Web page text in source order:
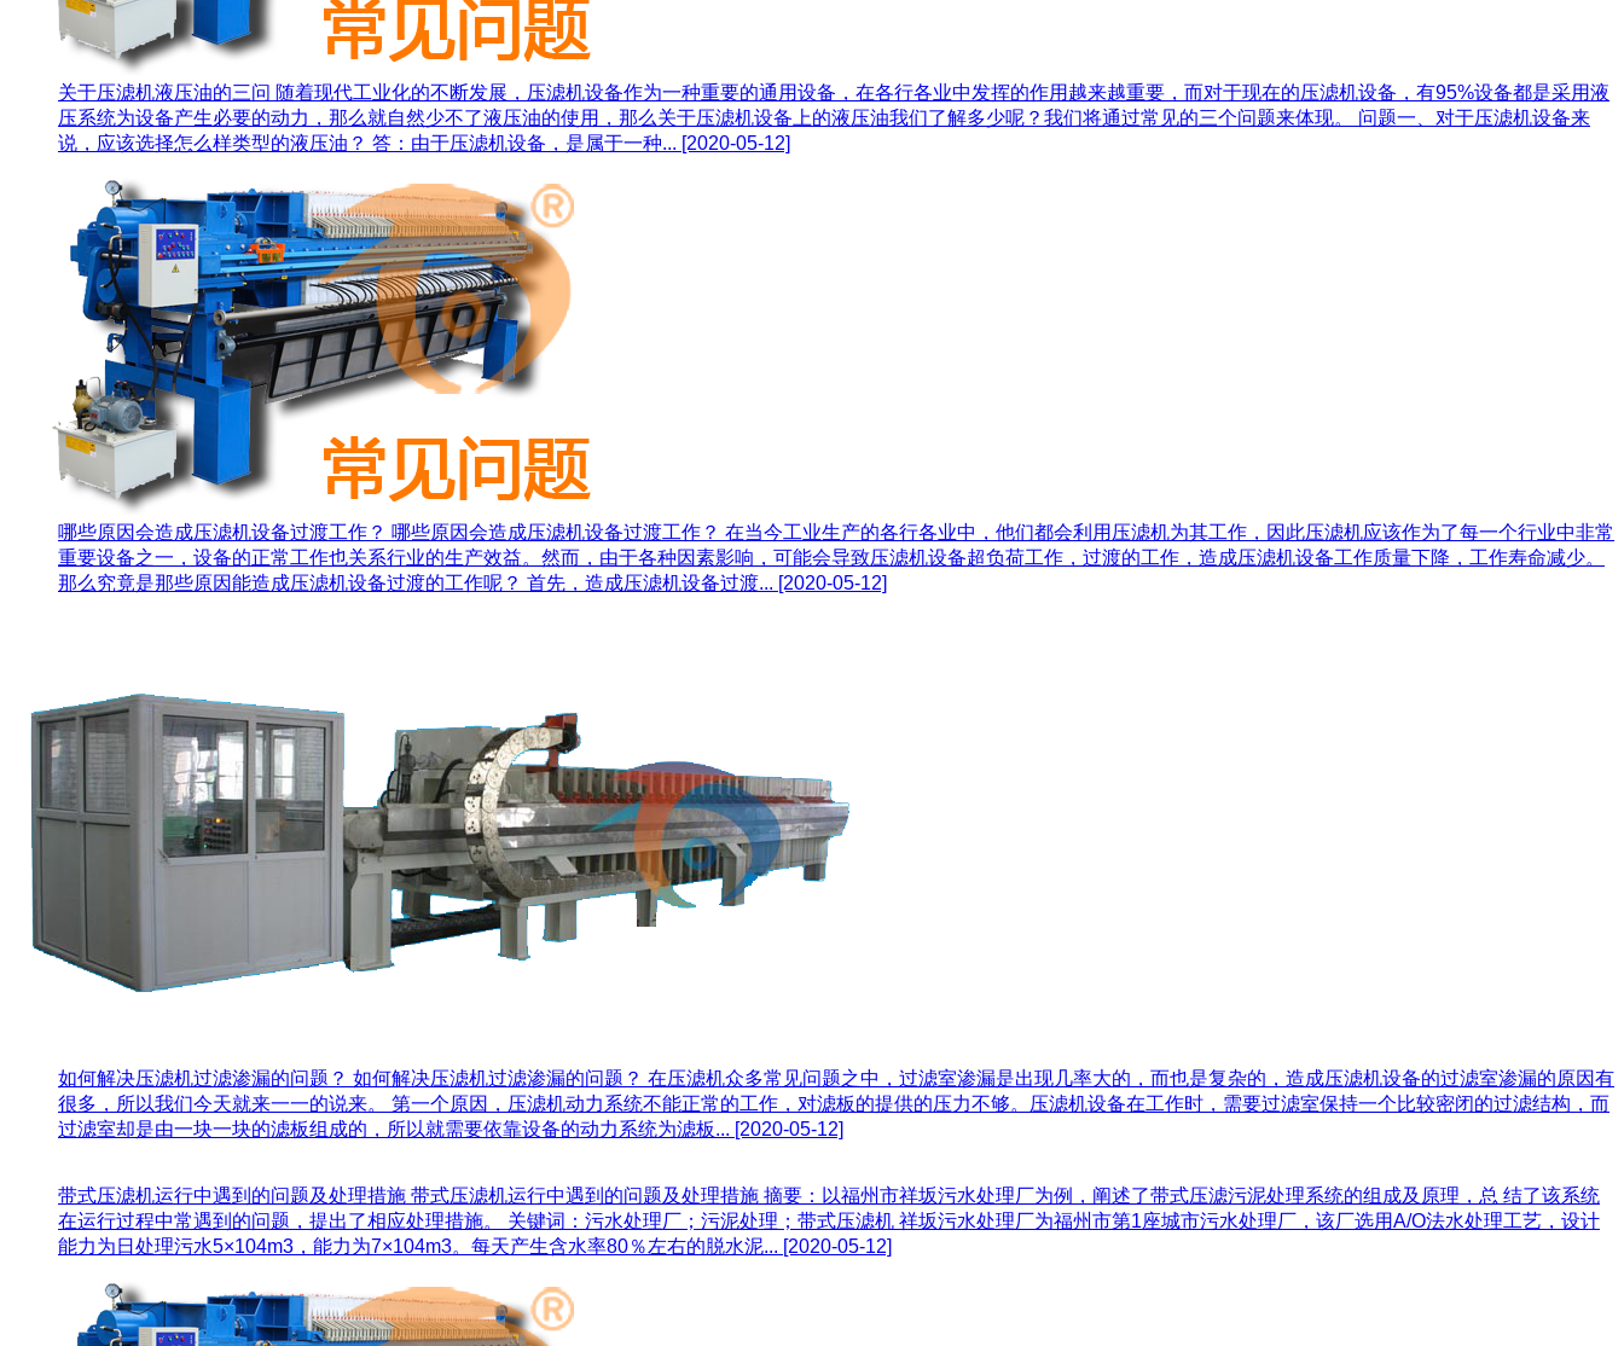
关于压滤机液压油的三问 随着现代工业化的不断发展，压滤机设备作为一种重要的通用设备，在各行各业中发挥的作用越来越重要，而对于现在的压滤机设备，有95%设备都是采用液
压系统为设备产生必要的动力，那么就自然少不了液压油的使用，那么关于压滤机设备上的液压油我们了解多少呢？我们将通过常见的三个问题来体现。 问题一、对于压滤机设备来
说，应该选择怎么样类型的液压油？ 答：由于压滤机设备，是属于一种... [2020-05-12]
哪些原因会造成压滤机设备过渡工作？ 哪些原因会造成压滤机设备过渡工作？ 在当今工业生产的各行各业中，他们都会利用压滤机为其工作，因此压滤机应该作为了每一个行业中非常
重要设备之一，设备的正常工作也关系行业的生产效益。然而，由于各种因素影响，可能会导致压滤机设备超负荷工作，过渡的工作，造成压滤机设备工作质量下降，工作寿命减少。
那么究竟是那些原因能造成压滤机设备过渡的工作呢？ 首先，造成压滤机设备过渡... [2020-05-12]
如何解决压滤机过滤渗漏的问题？ 如何解决压滤机过滤渗漏的问题？ 在压滤机众多常见问题之中，过滤室渗漏是出现几率大的，而也是复杂的，造成压滤机设备的过滤室渗漏的原因有
很多，所以我们今天就来一一的说来。 第一个原因，压滤机动力系统不能正常的工作，对滤板的提供的压力不够。压滤机设备在工作时，需要过滤室保持一个比较密闭的过滤结构，而
过滤室却是由一块一块的滤板组成的，所以就需要依靠设备的动力系统为滤板... [2020-05-12]
带式压滤机运行中遇到的问题及处理措施 带式压滤机运行中遇到的问题及处理措施 摘要：以福州市祥坂污水处理厂为例，阐述了带式压滤污泥处理系统的组成及原理，总 结了该系统
在运行过程中常遇到的问题，提出了相应处理措施。 关键词：污水处理厂；污泥处理；带式压滤机 祥坂污水处理厂为福州市第1座城市污水处理厂，该厂选用A/O法水处理工艺，设计
能力为日处理污水5×104m3，能力为7×104m3。每天产生含水率80％左右的脱水泥... [2020-05-12]